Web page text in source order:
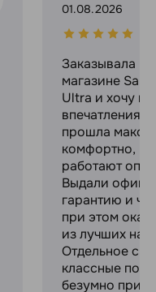
01.08.2026
Заказывала в
магазине
Ultra и хочу
прошла
комфортно,
работают
Выдали
гарантию и
при этом
из лучших на
Отдельное
классные
безумно